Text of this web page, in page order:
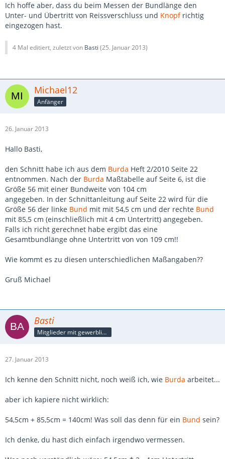
Ich hoffe aber, dass du beim Messen der Bundlänge den
Unter- und Übertritt von Reissverschluss und Knopfrichtig
eingezogen hast.
4 Mal editiert, zuletzt von Basti (25. Januar 2013)
Michael12
Anfänger
26. Januar 2013
Hallo Basti,
den Schnitt habe ich aus dem Burda Heft 2/2010 Seite 22
entnommen. Nach der Burda Maßtabelle auf Seite 6, ist die
Größe 56 mit einer Bundweite von 104 cm
angegeben. In der Schnittanleitung auf Seite 22 wird für die
Größe 56 der linke Bund mit mit 54,5 cm und der rechte Bund
mit 85,5 cm (einschließlich mit 4 cm Untertritt) angegeben.
Falls ich richt gerechnet habe ergibt das eine
Gesamtbundlänge ohne Untertritt von von 109 cm!!
Wie kommt es zu diesen unterschiedlichen Maßangaben??
Gruß Michael
Basti
Mitglieder mit gewerblicher Verbindung, auch als Mitarbeiter/in
27. Januar 2013
Ich kenne den Schnitt nicht, noch weiß ich, wie Burda arbeitet...
aber ich kapiere nicht wirklich:
54,5cm + 85,5cm = 140cm! Was soll das denn für ein Bund sein?
Ich denke, du hast dich einfach irgendwo vermessen.